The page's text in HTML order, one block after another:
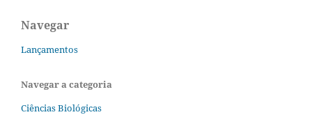
Navegar
Lançamentos
Navegar a categoria
Ciências Biológicas